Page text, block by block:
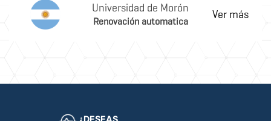
Universidad de Morón
Renovación automatica
Ver más